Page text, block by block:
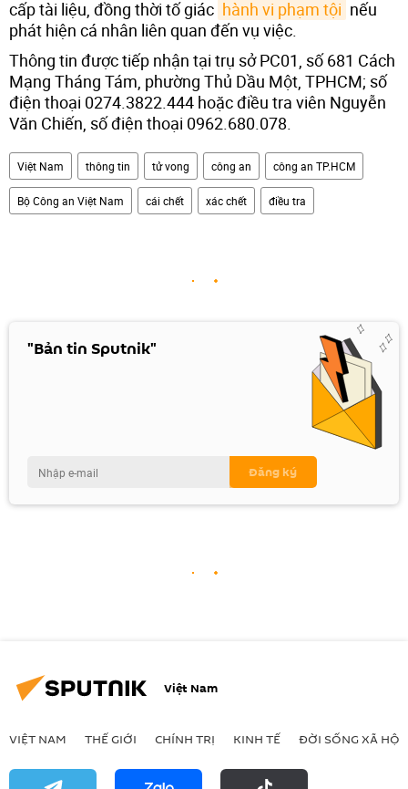
cấp tài liệu, đồng thời tố giác hành vi phạm tội nếu
phát hiện cá nhân liên quan đến vụ việc.
Thông tin được tiếp nhận tại trụ sở PC01, số 681 Cách
Mạng Tháng Tám, phường Thủ Dầu Một, TPHCM; số
điện thoại 0274.3822.444 hoặc điều tra viên Nguyễn
Văn Chiến, số điện thoại 0962.680.078.
Việt Nam thông tin tử vong công an công an TP.HCM
Bộ Công an Việt Nam cái chết xác chết điều tra
"Bản tin Sputnik"
Việt Nam
VIỆT NAM THẾ GIỚI CHÍNH TRỊ KINH TẾ ĐỜI SỐNG XÃ HỘI